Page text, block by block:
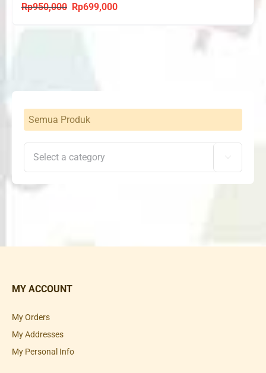
Rp950,000
Original
Rp699,000Current
Semua Produk

MY ACCOUNT
My Orders
My Addresses
My Personal Info